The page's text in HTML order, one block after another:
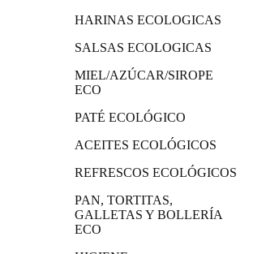
HARINAS ECOLOGICAS
SALSAS ECOLOGICAS
MIEL/AZÚCAR/SIROPE
ECO
PATÉ ECOLÓGICO
ACEITES ECOLÓGICOS
REFRESCOS ECOLÓGICOS
PAN, TORTITAS,
GALLETAS Y BOLLERÍA
ECO